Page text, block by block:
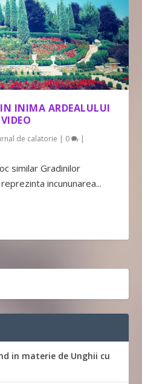
INIMA ARDEALULUI
de calatorie | 0 |
similar Gradinilor
incununarea...
in materie de Unghii cu